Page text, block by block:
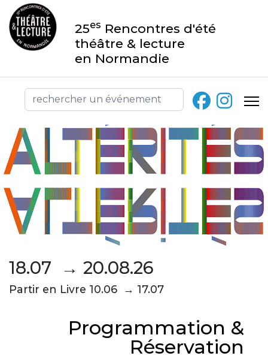
25es Rencontres d'été
théâtre & lecture
en Normandie
18.07 → 20.08.26
Partir en Livre 10.06 → 17.07
Programmation &
Réservation